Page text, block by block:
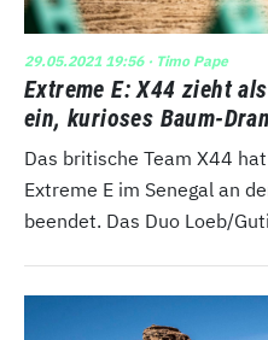
29.05.2021 19:56· Timo Pape
Extreme E: X44 zieht
ein, kurioses Baum-
Das britische Team X44
Extreme E im Senegal an
beendet. Das Duo Loeb/